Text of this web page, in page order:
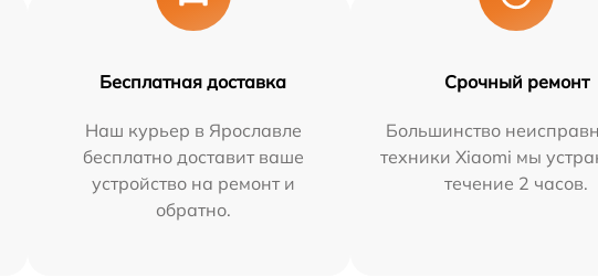
Бесплатная доставка
Наш курьер в Ярославле
бесплатно доставит ваше
устройство на ремонт и
обратно.
Срочный ремонт
Большинство
техники Xiaomi мы
течение 2 часов.